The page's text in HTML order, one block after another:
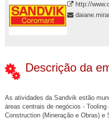
http://
Descrição da
As atividades da Sandvik estão
áreas centrais de negócios -
Construction (Mineração e Obras)